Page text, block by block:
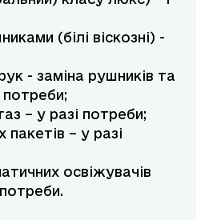
(білі віскозні) -
- заміна рушників та
потреби;
– у разі потреби;
пакетів – у разі
освіжувачів